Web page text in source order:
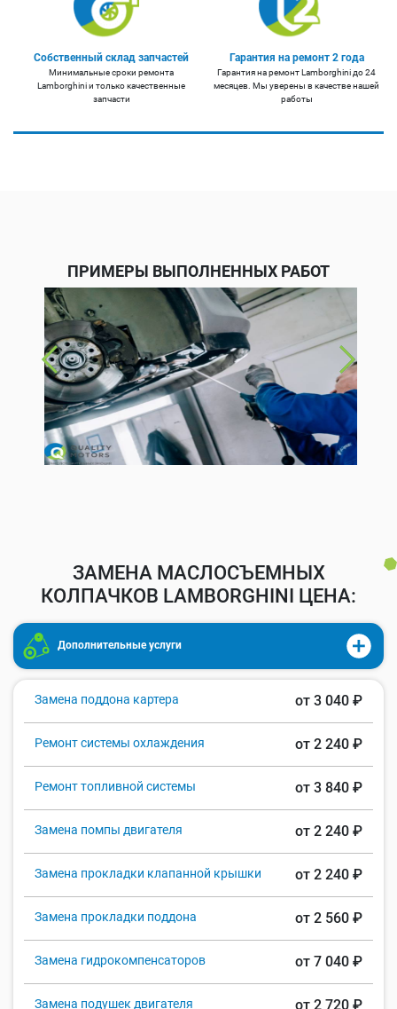
Собственный склад запчастей
Минимальные сроки ремонта
Lamborghini и только качественные
запчасти
Гарантия на ремонт 2 года
Гарантия на ремонт Lamborghini до 24
месяцев. Мы уверены в качестве нашей
работы
ПРИМЕРЫ ВЫПОЛНЕННЫХ РАБОТ
ЗАМЕНА МАСЛОСЪЕМНЫХ
КОЛПАЧКОВ LAMBORGHINI ЦЕНА:
Дополнительные услуги
Замена поддона картера от 3 040 ₽
Ремонт системы охлаждения от 2 240 ₽
Ремонт топливной системы от 3 840 ₽
Замена помпы двигателя от 2 240 ₽
Замена прокладки клапанной крышки от 2 240 ₽
Замена прокладки поддона от 2 560 ₽
Замена гидрокомпенсаторов от 7 040 ₽
Замена подушек двигателя от 2 720 ₽